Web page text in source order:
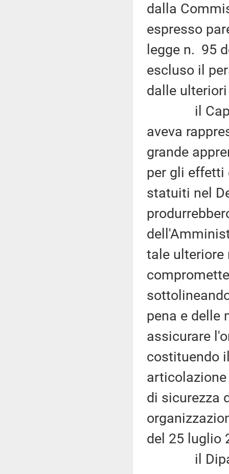
dalla
espresso
legge n. 95
escluso il
dalle
il Capo
aveva
grande
per gli effetti
statuiti nel
tale ulteriore
pena e delle
assicurare
costituendo
di sicurezza
del 25 luglio
il